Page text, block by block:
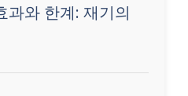
과와 한계: 재기의